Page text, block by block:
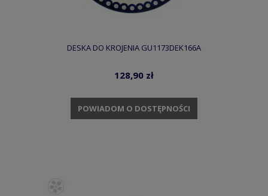
DESKA DO KROJENIA GU1173DEK166A
128,90 zł
POWIADOM O DOSTĘPNOŚCI